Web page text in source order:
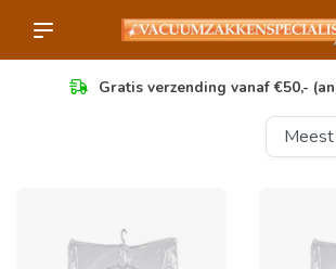
Gratis verzending vanaf €50,-